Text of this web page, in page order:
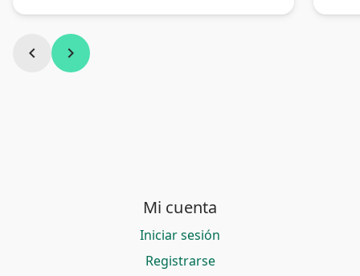
chevron_left chevron_right
Mi cuenta
Iniciar sesión
Registrarse